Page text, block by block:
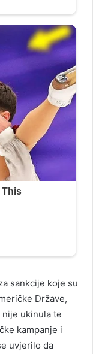
sankcije koje su
Države,
nije ukinula te
kampanje i
uvjerilo da